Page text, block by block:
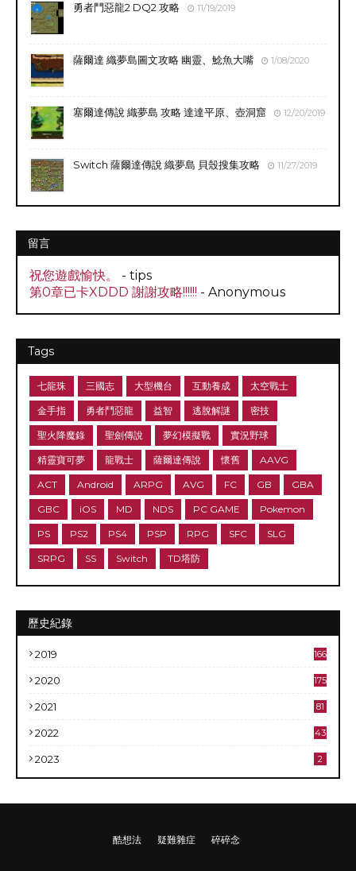
勇者鬥惡龍2 DQ2 攻略 11/19/2019
薩爾達 織夢島圖文攻略 幽靈、鯰魚大嘴 1/08/2020
塞爾達傳說 織夢島 攻略 達達平原、壺洞窟 12/20/2019
Switch 薩爾達傳說 織夢島 貝殼搜集攻略 11/27/2019
留言
祝您遊戲愉快。
- tips
第0章已卡XDDD 謝謝攻略!!!!!! - Anonymous
Tags
七龍珠 三國志 大型機台 互動養成 太空戰士
金手指 勇者鬥惡龍 益智 逃脫解謎 密技
聖火降魔錄 聖劍傳說 夢幻模擬戰 實況野球
精靈寶可夢 龍戰士 薩爾達傳說 懷舊 AAVG
ACT Android ARPG AVG FC GB GBA
GBC iOS MD NDS PC GAME Pokemon
PS PS2 PS4 PSP RPG SFC SLG
SRPG SS Switch TD塔防
歷史紀錄
2019 166
2020 175
2021 81
2022 43
2023 2
酷想法 疑難雜症 碎碎念